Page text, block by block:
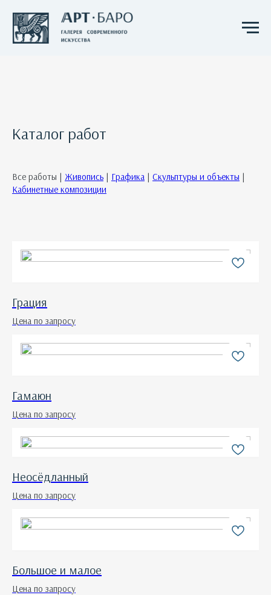
Каталог работ
Все работы | Живопись | Графика | Скульптуры и объекты |
Кабинетные композиции
Грация
Цена по запросу
Гамаюн
Цена по запросу
Неосёдланный
Цена по запросу
Большое и малое
Цена по запросу